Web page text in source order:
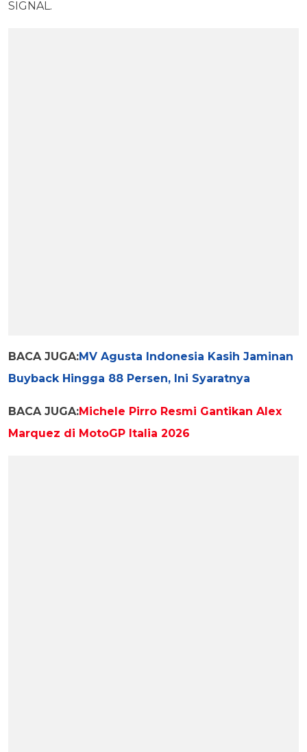
SIGNAL.
BACA JUGA:MV Agusta Indonesia Kasih Jaminan
Buyback Hingga 88 Persen, Ini Syaratnya
BACA JUGA:Michele Pirro Resmi Gantikan Alex
Marquez di MotoGP Italia 2026